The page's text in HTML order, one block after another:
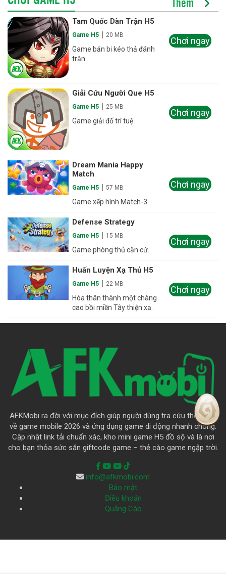
Tam Quốc Dàn Trận H5
Game H5 20 MB
Game bắn bi kéo thả đánh
trận
Chơi ngay
Giải Cứu Người Que H5
Game H5 25 MB
Game giải đố trí tuệ
Chơi ngay
Dream Mania Happy
Match
Game H5 57 MB
Game xếp hình Match-3.
Chơi ngay
Defense Strategy
Game H5 15 MB
Game phòng thủ căn cứ.
Chơi ngay
Huấn Luyện Xạ Thủ H5
Game H5 22 MB
Hóa thân thành một chàng
cao bồi miền Tây thiện xạ.
Chơi ngay
AFKMobi ra đời với mục đích giúp người dùng tra cứu thông tin
về game mobile 2026 và ứng dụng game di động nhanh chóng.
Cập nhật link tải chuẩn xác, kho mini game H5 đồ sộ và là nơi
cho bạn thỏa sức săn giftcode game – thẻ cào game ngập trời.
info@afkmobi.com
Bảo mật
Điều khoản
Quảng Cáo